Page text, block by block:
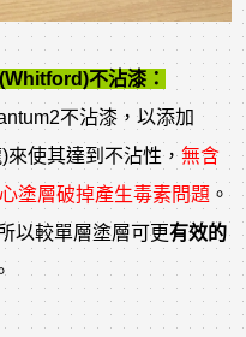
不沾漆：
不沾漆，以添加
使其達到不沾性，無含
塗層破掉產生毒素問題 。
以較單層塗層可更有效的